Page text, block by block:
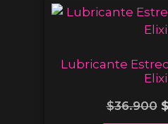
Lubricante
$36.900 $